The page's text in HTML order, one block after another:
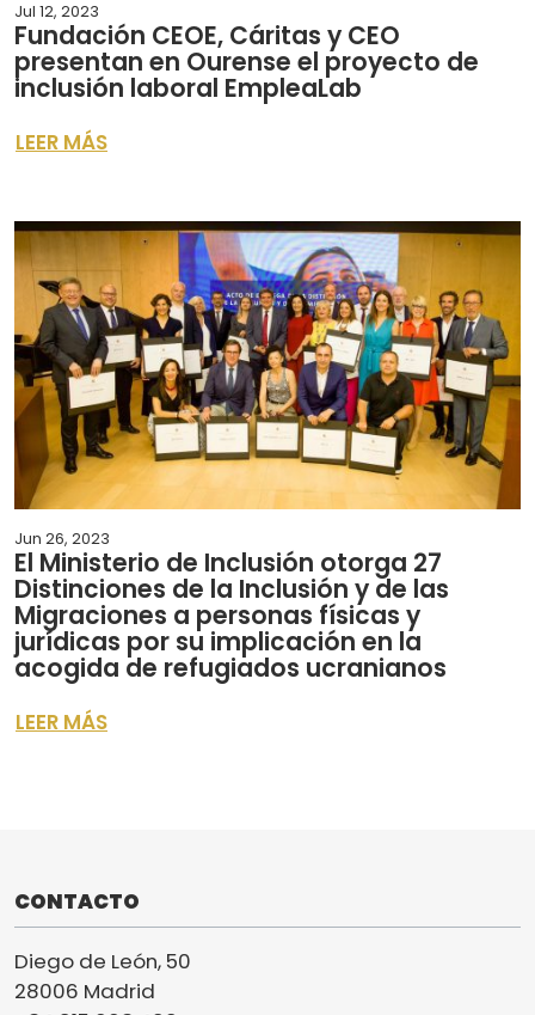
Jul 12, 2023
Fundación CEOE, Cáritas y CEO
presentan en Ourense el proyecto de
inclusión laboral EmpleaLab
LEER MÁS
Jun 26, 2023
El Ministerio de Inclusión otorga 27
Distinciones de la Inclusión y de las
Migraciones a personas físicas y
jurídicas por su implicación en la
acogida de refugiados ucranianos
LEER MÁS
CONTACTO
Diego de León, 50
28006 Madrid